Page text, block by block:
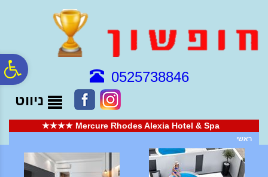
נגישות
0525738846
ניווט
Mercure Rhodes Alexia Hotel & Spa ★★★★
ראשי